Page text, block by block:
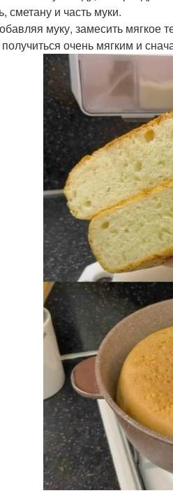
сметану и часть муки.
муку, замесить мягкое
очень мягким и